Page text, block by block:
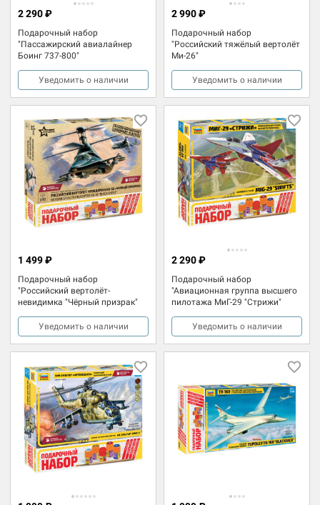
Подарочный набор
"Пассажирский авиалайнер
Боинг 737-800"
2 290 ₽
Уведомить о наличии
Подарочный набор
"Российский тяжёлый вертолёт
Ми-26"
2 990 ₽
Уведомить о наличии
Подарочный набор
"Российский вертолёт-
невидимка "Чёрный призрак"
1 499 ₽
Уведомить о наличии
Подарочный набор
"Авиационная группа высшего
пилотажа МиГ-29 "Стрижи"
2 290 ₽
Уведомить о наличии